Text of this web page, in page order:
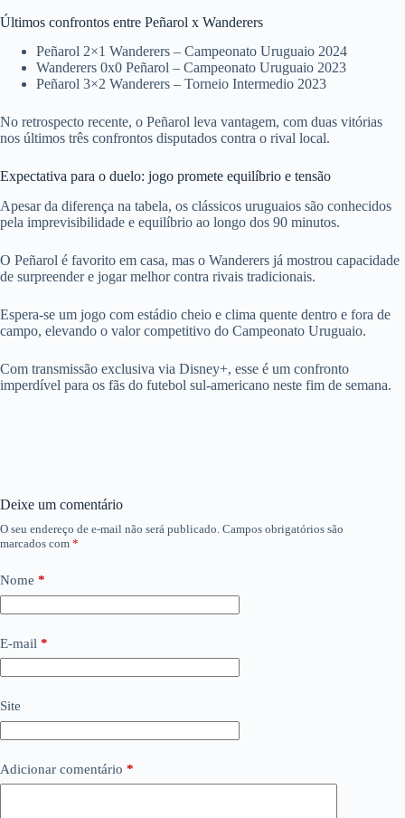
Últimos confrontos entre Peñarol x Wanderers
Peñarol 2×1 Wanderers – Campeonato Uruguaio 2024
Wanderers 0x0 Peñarol – Campeonato Uruguaio 2023
Peñarol 3×2 Wanderers – Torneio Intermedio 2023
No retrospecto recente, o Peñarol leva vantagem, com duas vitórias
nos últimos três confrontos disputados contra o rival local.
Expectativa para o duelo: jogo promete equilíbrio e tensão
Apesar da diferença na tabela, os clássicos uruguaios são conhecidos
pela imprevisibilidade e equilíbrio ao longo dos 90 minutos.
O Peñarol é favorito em casa, mas o Wanderers já mostrou capacidade
de surpreender e jogar melhor contra rivais tradicionais.
Espera-se um jogo com estádio cheio e clima quente dentro e fora de
campo, elevando o valor competitivo do Campeonato Uruguaio.
Com transmissão exclusiva via Disney+, esse é um confronto
imperdível para os fãs do futebol sul-americano neste fim de semana.
Deixe um comentário
O seu endereço de e-mail não será publicado. Campos obrigatórios são
marcados com *
Nome *
E-mail *
Site
Adicionar comentário *